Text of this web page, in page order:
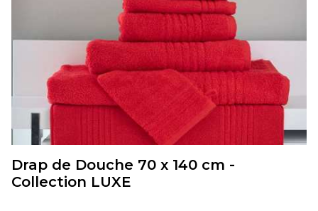
Drap de Douche 70 x 140 cm -
Collection LUXE